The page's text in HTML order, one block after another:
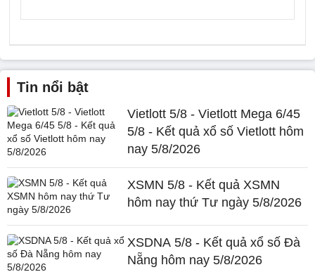
Tin nổi bật
Vietlott 5/8 - Vietlott Mega 6/45
5/8 - Kết quả xổ số Vietlott hôm
nay 5/8/2026
XSMN 5/8 - Kết quả XSMN
hôm nay thứ Tư ngày 5/8/2026
XSDNA 5/8 - Kết quả xổ số Đà
Nẵng hôm nay 5/8/2026